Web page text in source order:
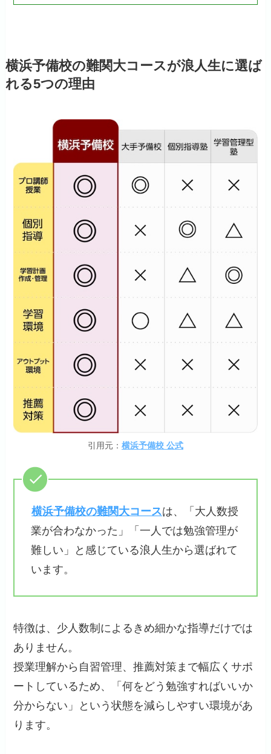
横浜予備校の難関大コースが浪人生に選ば
れる5つの理由
引用元： 横浜予備校 公式
横浜予備校の難関大コースは、「大人数授
業が合わなかった」「一人では勉強管理が
難しい」と感じている浪人生から選ばれて
います。
特徴は、少人数制によるきめ細かな指導だけでは
ありません。
授業理解から自習管理、推薦対策まで幅広くサポ
ートしているため、「何をどう勉強すればいいか
分からない」という状態を減らしやすい環境があ
ります。